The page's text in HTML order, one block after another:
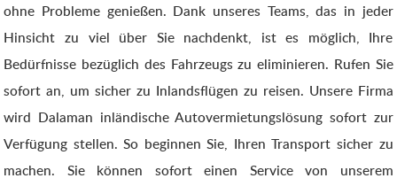
ohne Probleme genießen. Dank unseres Teams, das in jeder
Hinsicht zu viel über Sie nachdenkt, ist es möglich, Ihre
Bedürfnisse bezüglich des Fahrzeugs zu eliminieren. Rufen Sie
sofort an, um sicher zu Inlandsflügen zu reisen. Unsere Firma
wird Dalaman inländische Autovermietungslösung sofort zur
Verfügung stellen. So beginnen Sie, Ihren Transport sicher zu
machen. Sie können sofort einen Service von unserem